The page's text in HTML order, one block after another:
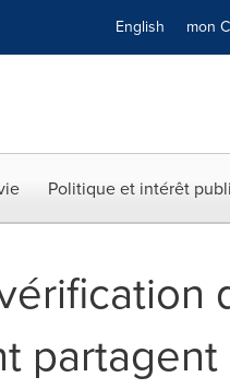
English mon
Politique et intérêt